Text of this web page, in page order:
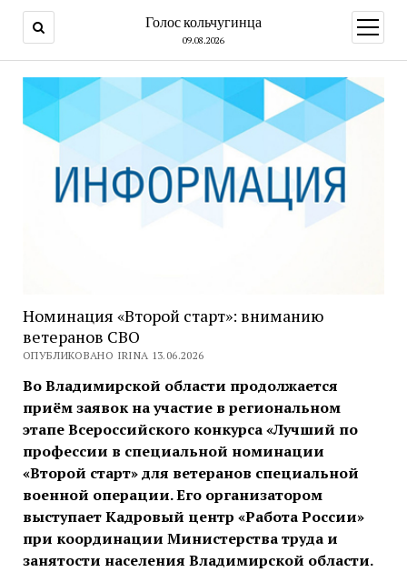
Голос кольчугинца
09.08.2026
меню
Номинация «Второй старт»: вниманию
ветеранов СВО
ОПУБЛИКОВАНО IRINA 13.06.2026
Во Владимирской области продолжается
приём заявок на участие в региональном
этапе Всероссийского конкурса «Лучший по
профессии в специальной номинации
«Второй старт» для ветеранов специальной
военной операции. Его организатором
выступает Кадровый центр «Работа России»
при координации Министерства труда и
занятости населения Владимирской области.